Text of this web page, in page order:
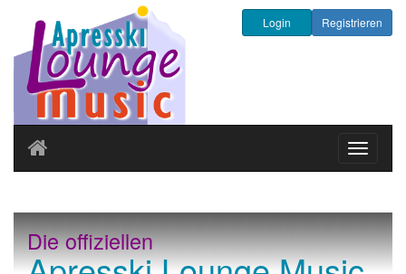
Registrieren
Login
ein-/
Die offiziellen